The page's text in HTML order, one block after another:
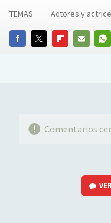
FACEBOOKTWITTERFLIPBOARD
E-
TEMAS Actores y
Comentarios